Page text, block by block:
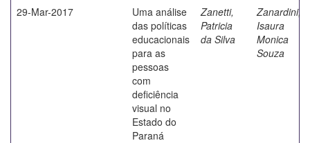
29-Mar-2017
Uma análise
das políticas
educacionais
para as
pessoas
com
deficiência
visual no
Estado do
Paraná
Zanetti,
Patricia
da Silva
Zanardini,
Isaura
Monica
Souza